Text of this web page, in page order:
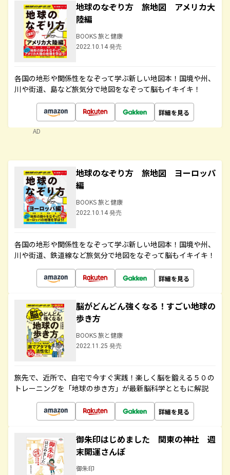
地球のなぞり方 旅地図 アメリカ大
陸編
BOOKS 旅と健康
2022.10.14 発売
各国の地形や関係性をなぞって学ぶ新しい地図本！国境や州、
川や街道、島など旅気分で地図をなぞって脳もイキイキ！
詳細を見る
AD
地球のなぞり方 旅地図 ヨーロッパ
編
BOOKS 旅と健康
2022.10.14 発売
各国の地形や関係性をなぞって学ぶ新しい地図本！国境や州、
川や街道、鉄道線など旅気分で地図をなぞって脳もイキイキ！
詳細を見る
脳がどんどん強くなる！すごい地球の
歩き方
BOOKS 旅と健康
2022.11.25 発売
旅先で、近所で、自宅で今すぐ実践！楽しく脳を鍛える５０の
トレーニングを「地球の歩き方」が最新脳科学とともに解説
詳細を見る
御朱印はじめました 関東の神社 週
末開運さんぽ
御朱印